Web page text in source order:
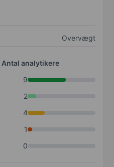
Overvægt
Antal analytikere
9
2
4
1
0